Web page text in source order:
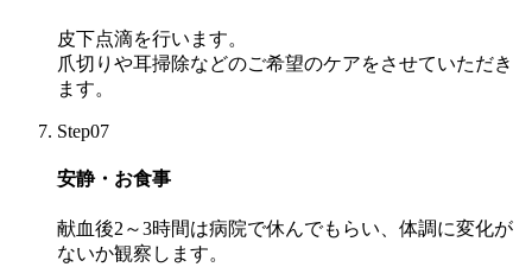
皮下点滴を行います。
爪切りや耳掃除などのご希望のケアをさせていただき
ます。
Step07
安静・お食事
献血後2～3時間は病院で休んでもらい、体調に変化が
ないか観察します。